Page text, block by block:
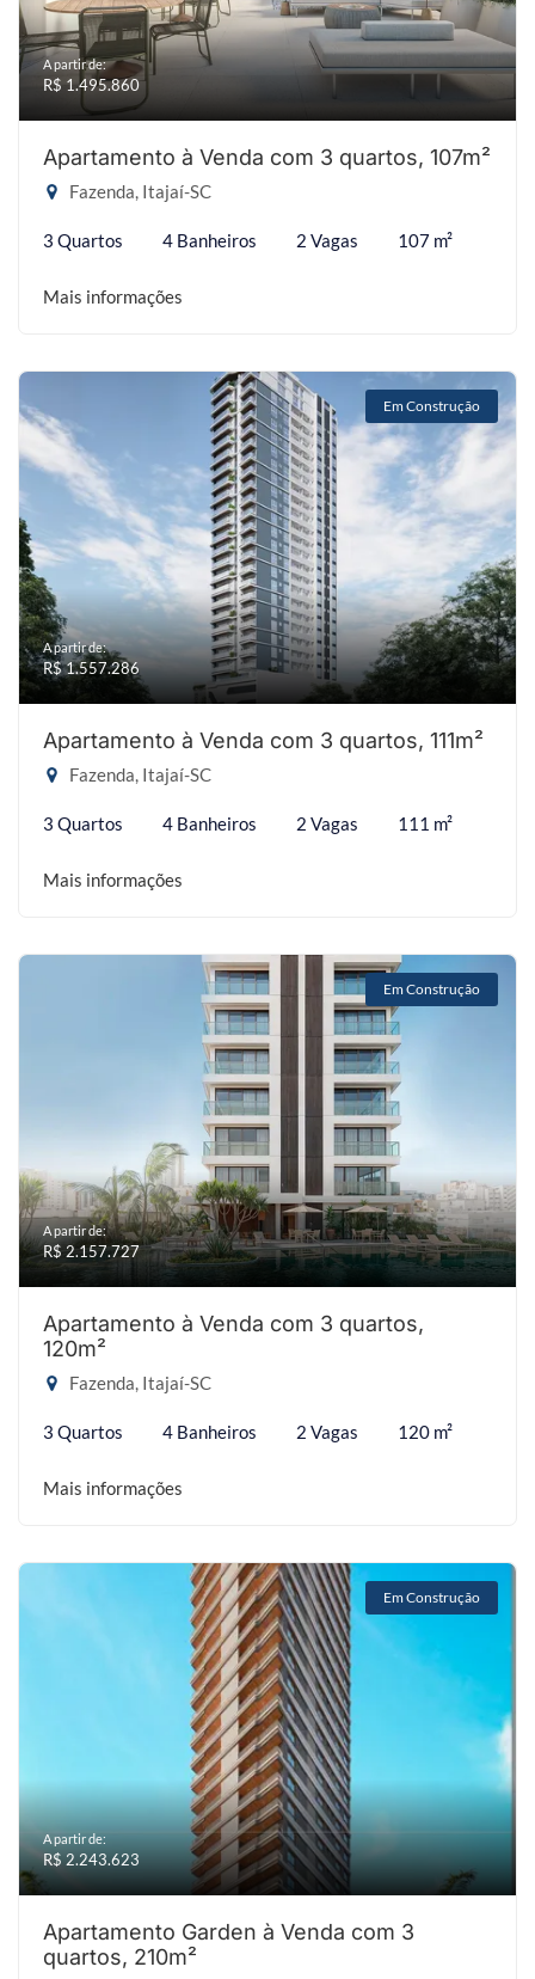
A partir de:
R$ 1.495.860
Apartamento à Venda com 3 quartos, 107m²
Fazenda, Itajaí-SC
3 Quartos 4 Banheiros 2 Vagas 107 m²
Mais informações
Em Construção
A partir de:
R$ 1.557.286
Apartamento à Venda com 3 quartos, 111m²
Fazenda, Itajaí-SC
3 Quartos 4 Banheiros 2 Vagas 111 m²
Mais informações
Em Construção
A partir de:
R$ 2.157.727
Apartamento à Venda com 3 quartos,
120m²
Fazenda, Itajaí-SC
3 Quartos 4 Banheiros 2 Vagas 120 m²
Mais informações
Em Construção
A partir de:
R$ 2.243.623
Apartamento Garden à Venda com 3
quartos, 210m²